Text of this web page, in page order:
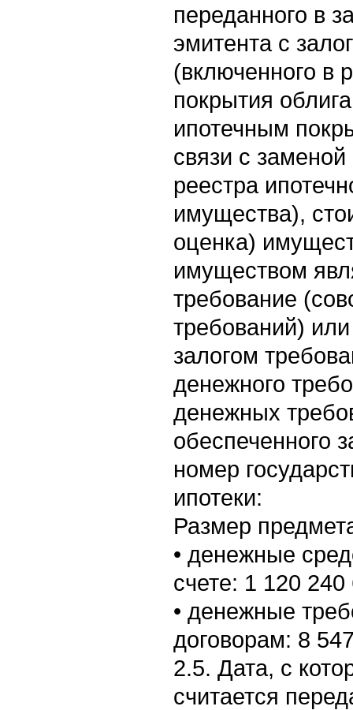
переданного в
эмитента с
(включенного в
покрытия
ипотечным
связи с
реестра
имущества),
оценка)
имуществом
требование
требований)
залогом
денежного
денежных
обеспеченного
номер
ипотеки:
Размер
• денежные
счете: 1 120
• денежные
договорам: 8
2.5. Дата, с
считается